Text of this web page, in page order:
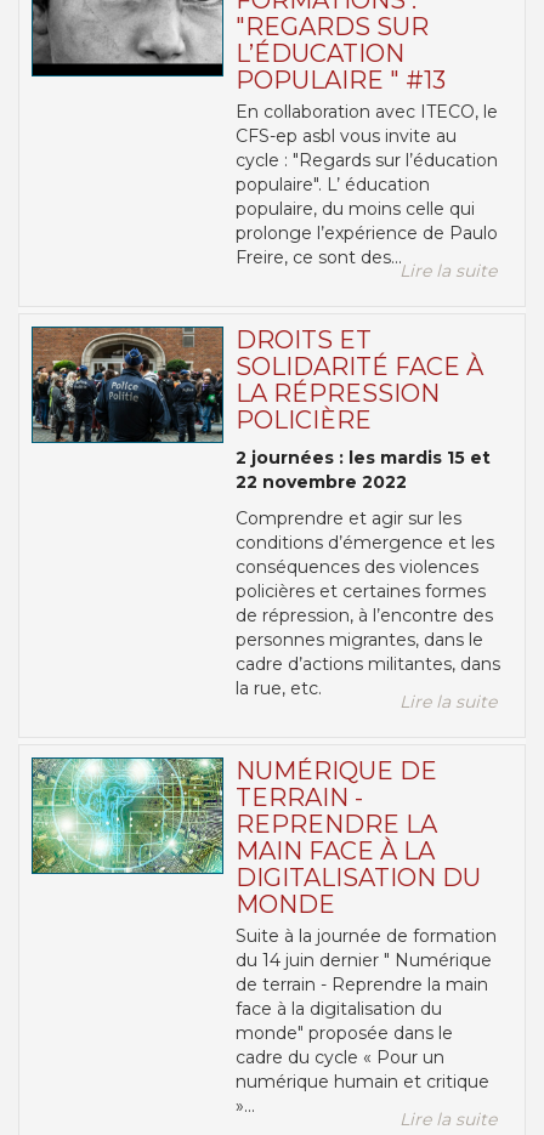
"REGARDS SUR
L’ÉDUCATION
POPULAIRE " #13
En collaboration avec ITECO, le
CFS-ep asbl vous invite au
cycle : "Regards sur l’éducation
populaire". L’ éducation
populaire, du moins celle qui
prolonge l’expérience de Paulo
Freire, ce sont des...
Lire la suite
DROITS ET
SOLIDARITÉ FACE À
LA RÉPRESSION
POLICIÈRE
2 journées : les mardis 15 et
22 novembre 2022
Comprendre et agir sur les
conditions d’émergence et les
conséquences des violences
policières et certaines formes
de répression, à l’encontre des
personnes migrantes, dans le
cadre d’actions militantes, dans
la rue, etc.
Lire la suite
NUMÉRIQUE DE
TERRAIN -
REPRENDRE LA
MAIN FACE À LA
DIGITALISATION DU
MONDE
Suite à la journée de formation
du 14 juin dernier " Numérique
de terrain - Reprendre la main
face à la digitalisation du
monde" proposée dans le
cadre du cycle « Pour un
numérique humain et critique
»...
Lire la suite